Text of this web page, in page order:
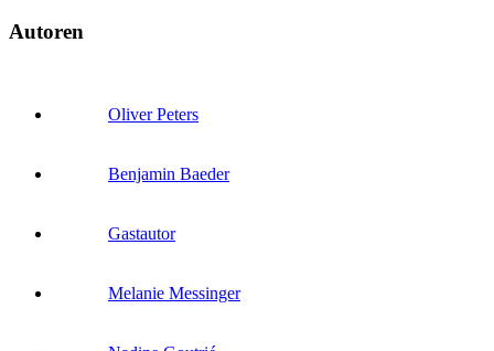
Autoren
Oliver Peters
Benjamin Baeder
Gastautor
Melanie Messinger